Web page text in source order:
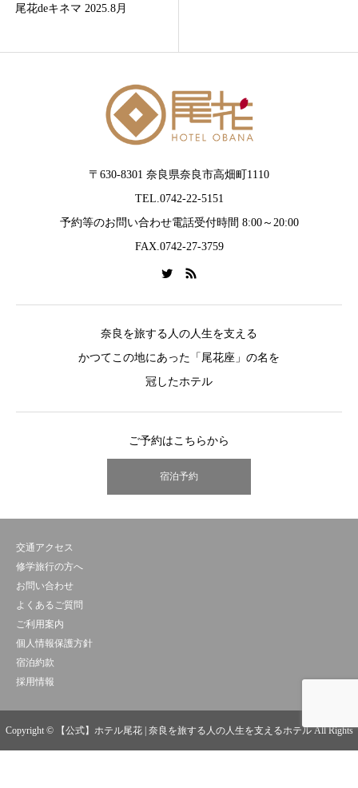
尾花deキネマ 2025.8月
〒630-8301 奈良県奈良市高畑町1110
TEL.0742-22-5151
予約等のお問い合わせ電話受付時間 8:00～20:00
FAX.0742-27-3759
奈良を旅する人の人生を支える
かつてこの地にあった「尾花座」の名を
冠したホテル
ご予約はこちらから
宿泊予約
交通アクセス
修学旅行の方へ
お問い合わせ
よくあるご質問
ご利用案内
個人情報保護方針
宿泊約款
採用情報
Copyright © 【公式】ホテル尾花 | 奈良を旅する人の人生を支えるホテル All Rights